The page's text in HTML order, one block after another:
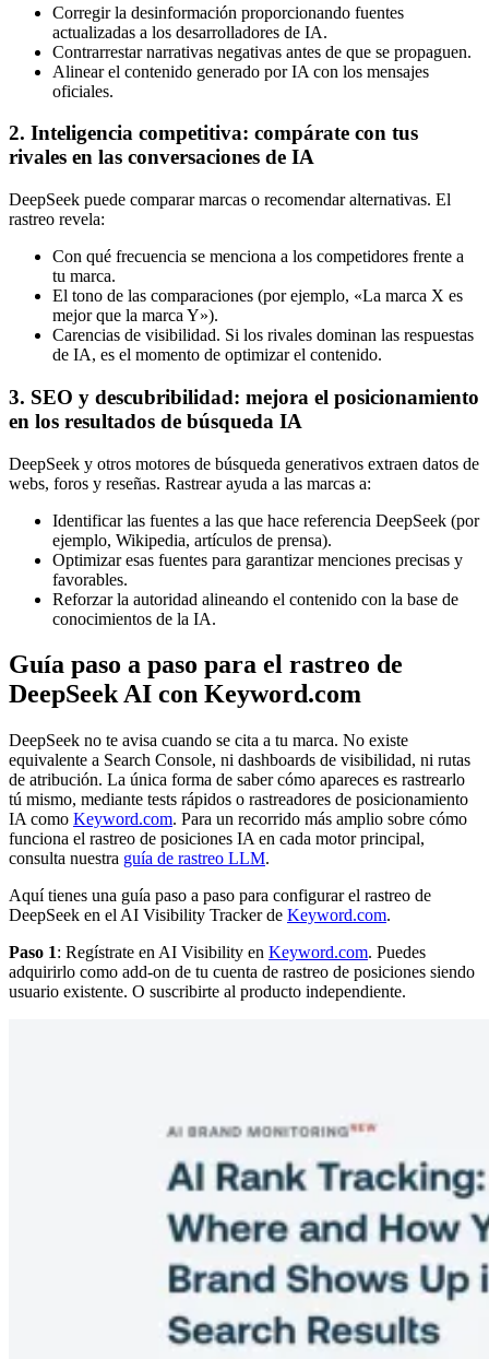
Corregir la desinformación proporcionando fuentes
actualizadas a los desarrolladores de IA.
Contrarrestar narrativas negativas antes de que se propaguen.
Alinear el contenido generado por IA con los mensajes
oficiales.
2. Inteligencia competitiva: compárate con tus
rivales en las conversaciones de IA
DeepSeek puede comparar marcas o recomendar alternativas. El
rastreo revela:
Con qué frecuencia se menciona a los competidores frente a
tu marca.
El tono de las comparaciones (por ejemplo, «La marca X es
mejor que la marca Y»).
Carencias de visibilidad. Si los rivales dominan las respuestas
de IA, es el momento de optimizar el contenido.
3. SEO y descubribilidad: mejora el posicionamiento
en los resultados de búsqueda IA
DeepSeek y otros motores de búsqueda generativos extraen datos de
webs, foros y reseñas. Rastrear ayuda a las marcas a:
Identificar las fuentes a las que hace referencia DeepSeek (por
ejemplo, Wikipedia, artículos de prensa).
Optimizar esas fuentes para garantizar menciones precisas y
favorables.
Reforzar la autoridad alineando el contenido con la base de
conocimientos de la IA.
Guía paso a paso para el rastreo de
DeepSeek AI con Keyword.com
DeepSeek no te avisa cuando se cita a tu marca. No existe
equivalente a Search Console, ni dashboards de visibilidad, ni rutas
de atribución. La única forma de saber cómo apareces es rastrearlo
tú mismo, mediante tests rápidos o rastreadores de posicionamiento
IA como Keyword.com. Para un recorrido más amplio sobre cómo
funciona el rastreo de posiciones IA en cada motor principal,
consulta nuestra guía de rastreo LLM.
Aquí tienes una guía paso a paso para configurar el rastreo de
DeepSeek en el AI Visibility Tracker de Keyword.com.
Paso 1: Regístrate en AI Visibility en Keyword.com. Puedes
adquirirlo como add-on de tu cuenta de rastreo de posiciones siendo
usuario existente. O suscribirte al producto independiente.